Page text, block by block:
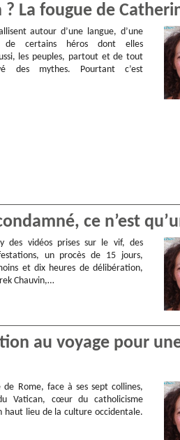
La fougue de
autour d’une langue, d’une
de certains héros dont elles
les peuples, partout et de tout
des mythes. Pourtant c’est
ce n’est
des vidéos prises sur le vif, des
un procès de 15 jours,
et dix heures de délibération,
Chauvin,…
au voyage pour
de Rome, face à ses sept collines,
Vatican, cœur du catholicisme
haut lieu de la culture occidentale.